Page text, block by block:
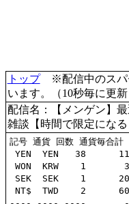
トップ※配信中のスパ
います。（10秒毎に更新
配信名：【メンゲン】
雑談【時間で限定になる
記号 通貨 回数 通貨毎合計
YEN  YEN   38
WON  KRW    1
SEK  SEK    1
NT$  TWD    2